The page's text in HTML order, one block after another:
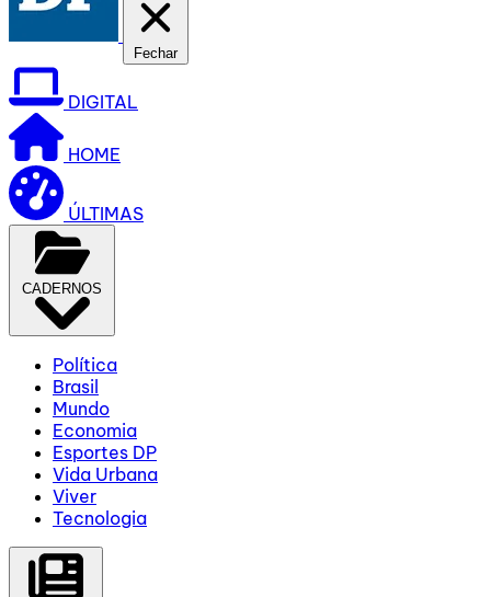
Fechar
DIGITAL
HOME
ÚLTIMAS
CADERNOS
Política
Brasil
Mundo
Economia
Esportes DP
Vida Urbana
Viver
Tecnologia